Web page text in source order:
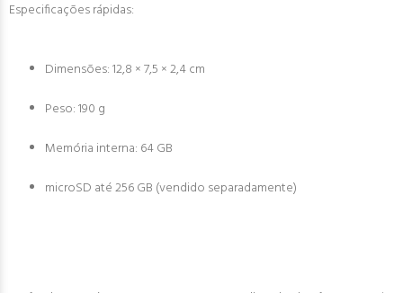
Especificações rápidas:
Dimensões: 12,8 × 7,5 × 2,4 cm
Peso: 190 g
Memória interna: 64 GB
microSD até 256 GB (vendido separadamente)